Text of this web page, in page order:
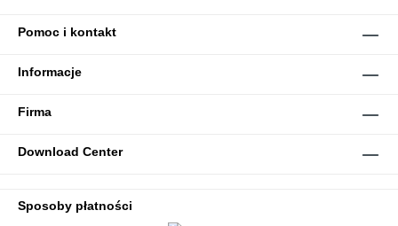
Pomoc i kontakt
Informacje
Firma
Download Center
Sposoby płatności